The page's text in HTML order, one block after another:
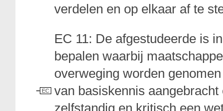
verdelen en op elkaar af te
EC
EC 11: De afgestudeerde is
bepalen waarbij
overweging worden
van basiskennis
zelfstandig en kritisch een